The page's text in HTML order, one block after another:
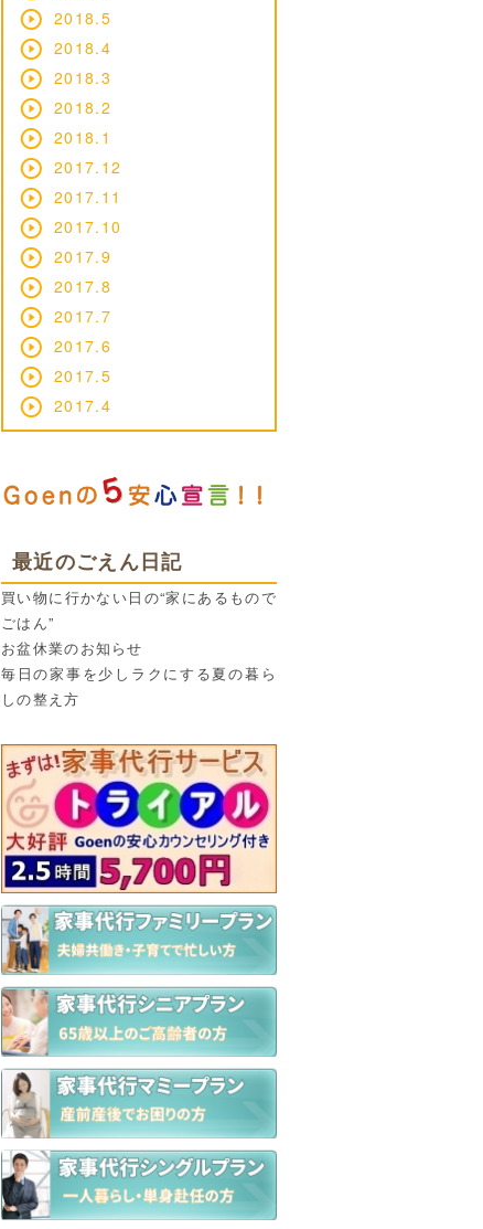
2018.5
2018.4
2018.3
2018.2
2018.1
2017.12
2017.11
2017.10
2017.9
2017.8
2017.7
2017.6
2017.5
2017.4
最近のごえん日記
買い物に行かない日の“家にあるもので
ごはん”
お盆休業のお知らせ
毎日の家事を少しラクにする夏の暮ら
しの整え方